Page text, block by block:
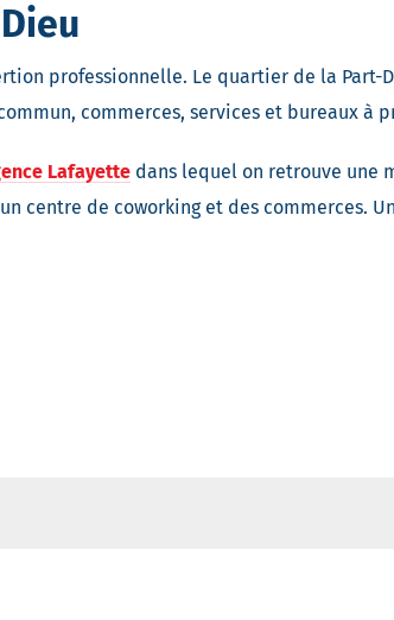
professionnelle. Le quartier de la Part-
commerces, services et bureaux à
Lafayette dans lequel on retrouve une
centre de coworking et des commerces.